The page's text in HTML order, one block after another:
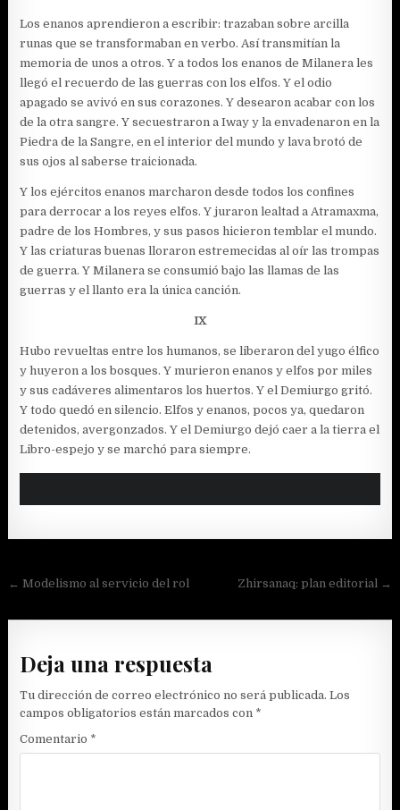
Los enanos aprendieron a escribir: trazaban sobre arcilla
runas que se transformaban en verbo. Así transmitían la
memoria de unos a otros. Y a todos los enanos de Milanera les
llegó el recuerdo de las guerras con los elfos. Y el odio
apagado se avivó en sus corazones. Y desearon acabar con los
de la otra sangre. Y secuestraron a Iway y la envadenaron en la
Piedra de la Sangre, en el interior del mundo y lava brotó de
sus ojos al saberse traicionada.
Y los ejércitos enanos marcharon desde todos los confines
para derrocar a los reyes elfos. Y juraron lealtad a Atramaxma,
padre de los Hombres, y sus pasos hicieron temblar el mundo.
Y las criaturas buenas lloraron estremecidas al oír las trompas
de guerra. Y Milanera se consumió bajo las llamas de las
guerras y el llanto era la única canción.
IX
Hubo revueltas entre los humanos, se liberaron del yugo élfico
y huyeron a los bosques. Y murieron enanos y elfos por miles
y sus cadáveres alimentaros los huertos. Y el Demiurgo gritó.
Y todo quedó en silencio. Elfos y enanos, pocos ya, quedaron
detenidos, avergonzados. Y el Demiurgo dejó caer a la tierra el
Libro-espejo y se marchó para siempre.
Navegación
de
← Modelismo al servicio del rol Zhirsanaq: plan editorial →
Deja una respuesta
Tu dirección de correo electrónico no será publicada. Los
campos obligatorios están marcados con *
Comentario *